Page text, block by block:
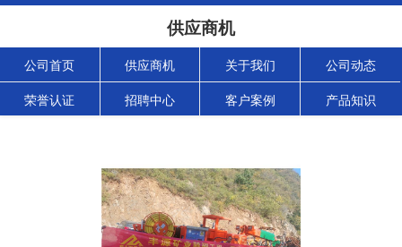
供应商机
公司首页 供应商机 关于我们 公司动态
荣誉认证 招聘中心 客户案例 产品知识